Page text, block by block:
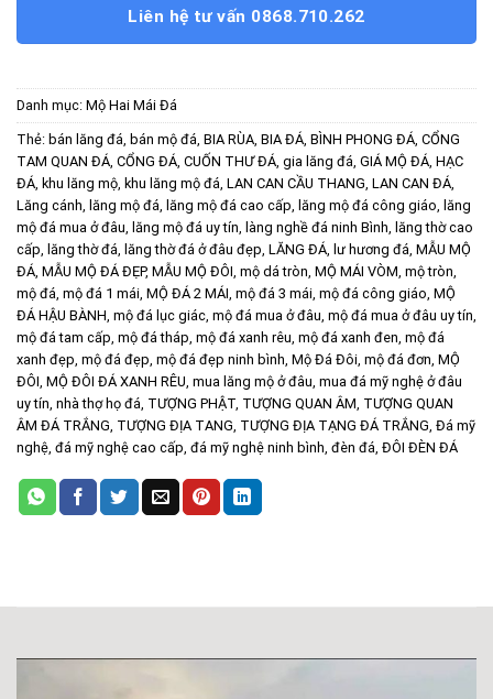
Liên hệ tư vấn 0868.710.262
Danh mục: Mộ Hai Mái Đá
Thẻ: bán lăng đá, bán mộ đá, BIA RÙA, BIA ĐÁ, BÌNH PHONG ĐÁ, CỔNG
TAM QUAN ĐÁ, CỔNG ĐÁ, CUỐN THƯ ĐÁ, gia lăng đá, GIÁ MỘ ĐÁ, HẠC
ĐÁ, khu lăng mộ, khu lăng mộ đá, LAN CAN CẦU THANG, LAN CAN ĐÁ,
Lăng cánh, lăng mộ đá, lăng mộ đá cao cấp, lăng mộ đá công giáo, lăng
mộ đá mua ở đâu, lăng mộ đá uy tín, làng nghề đá ninh Bình, lăng thờ cao
cấp, lăng thờ đá, lăng thờ đá ở đâu đẹp, LĂNG ĐÁ, lư hương đá, MẪU MỘ
ĐÁ, MẪU MỘ ĐÁ ĐẸP, MẪU MỘ ĐÔI, mộ dá tròn, MỘ MÁI VÒM, mộ tròn,
mộ đá, mộ đá 1 mái, MỘ ĐÁ 2 MÁI, mộ đá 3 mái, mộ đá công giáo, MỘ
ĐÁ HẬU BÀNH, mộ đá lục giác, mộ đá mua ở đâu, mộ đá mua ở đâu uy tín,
mộ đá tam cấp, mộ đá tháp, mộ đá xanh rêu, mộ đá xanh đen, mộ đá
xanh đẹp, mộ đá đẹp, mộ đá đẹp ninh bình, Mộ Đá Đôi, mộ đá đơn, MỘ
ĐÔI, MỘ ĐÔI ĐÁ XANH RÊU, mua lăng mộ ở đâu, mua đá mỹ nghệ ở đâu
uy tín, nhà thợ họ đá, TƯỢNG PHẬT, TƯỢNG QUAN ÂM, TƯỢNG QUAN
ÂM ĐÁ TRẮNG, TƯỢNG ĐỊA TANG, TƯỢNG ĐỊA TẠNG ĐÁ TRẮNG, Đá mỹ
nghệ, đá mỹ nghệ cao cấp, đá mỹ nghệ ninh bình, đèn đá, ĐÔI ĐÈN ĐÁ